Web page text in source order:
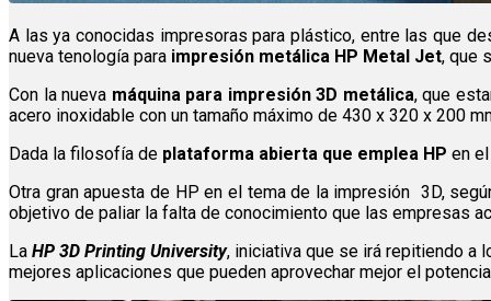
A las ya conocidas impresoras para plástico, entre las que
nueva tenología para impresión metálica HP Metal Jet, que
Con la nueva máquina para impresión 3D metálica, que
acero inoxidable con un tamaño máximo de 430 x 320 x 200
Dada la filosofía de plataforma abierta que emplea HP en
Otra gran apuesta de HP en el tema de la impresión 3D,
objetivo de paliar la falta de conocimiento que las empresas
LaHP 3D Printing University, iniciativa que se irá repitiendo a
mejores aplicaciones que pueden aprovechar mejor el